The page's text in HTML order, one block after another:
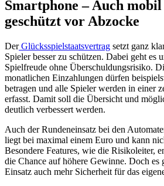
Smartphone – Auch
geschützt vor Abzocke
DerGlücksspielstaatsvertrag setzt ganz
Spieler besser zu schützen. Dabei geht es
Spielfreude ohne Überschuldungsrisiko.
monatlichen Einzahlungen dürfen
betragen und alle Spieler werden in einer
erfasst. Damit soll die Übersicht und
deutlich verbessert werden.
Auch der Rundeneinsatz bei den
liegt bei maximal einem Euro und kann
Besondere Features, wie die Risikoleiter,
die Chance auf höhere Gewinne. Doch es
Einsatz auch mehr Sicherheit für das